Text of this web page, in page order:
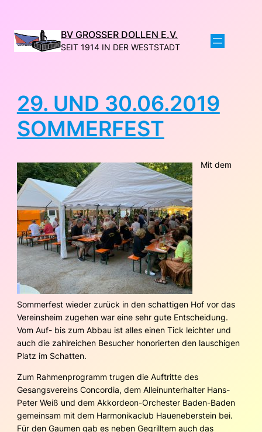
Inhalt
wechseln
BV GROSSER DOLLEN E.V.
SEIT 1914 IN DER WESTSTADT
29. UND 30.06.2019
SOMMERFEST
Mit dem
Sommerfest wieder zurück in den schattigen Hof vor das
Vereinsheim zugehen war eine sehr gute Entscheidung.
Vom Auf- bis zum Abbau ist alles einen Tick leichter und
auch die zahlreichen Besucher honorierten den lauschigen
Platz im Schatten.
Zum Rahmenprogramm trugen die Auftritte des
Gesangsvereins Concordia, dem Alleinunterhalter Hans-
Peter Weiß und dem Akkordeon-Orchester Baden-Baden
gemeinsam mit dem Harmonikaclub Haueneberstein bei.
Für den Gaumen gab es neben Gegrilltem auch das